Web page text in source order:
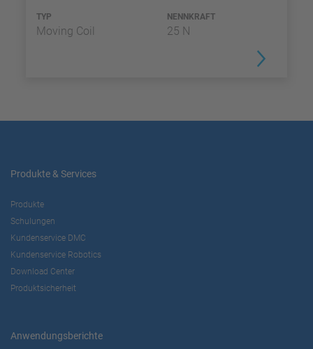
TYP
Moving Coil
NENNKRAFT
25 N
Produkte & Services
Produkte
Schulungen
Kundenservice DMC
Kundenservice Robotics
Download Center
Produktsicherheit
Anwendungsberichte